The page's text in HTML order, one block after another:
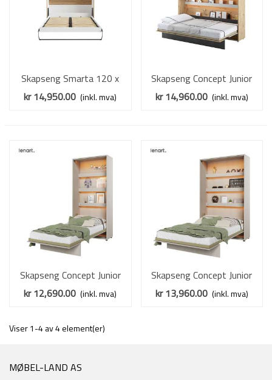
Skapseng Smarta 120 x
200 - Veggseng - med
kr 14,950.00 (inkl. mva)
Skapseng Concept Junior
120 x 200 - horisontal
kr 14,960.00 (inkl. mva)
Skapseng Concept Junior
90 x 200 - vertikal
kr 12,690.00 (inkl. mva)
Skapseng Concept Junior
120 x 200 - vertikal
kr 13,960.00 (inkl. mva)
Viser 1-4 av 4 element(er)
MØBEL-LAND AS